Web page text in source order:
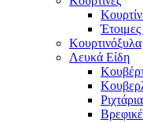
Κουρτινόξυλα
Λευκά Είδη
Ριχτάρια